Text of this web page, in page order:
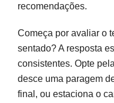
recomendações.
Começa por avaliar o
sentado? A resposta
consistentes. Opte
desce uma paragem
final, ou estaciona o